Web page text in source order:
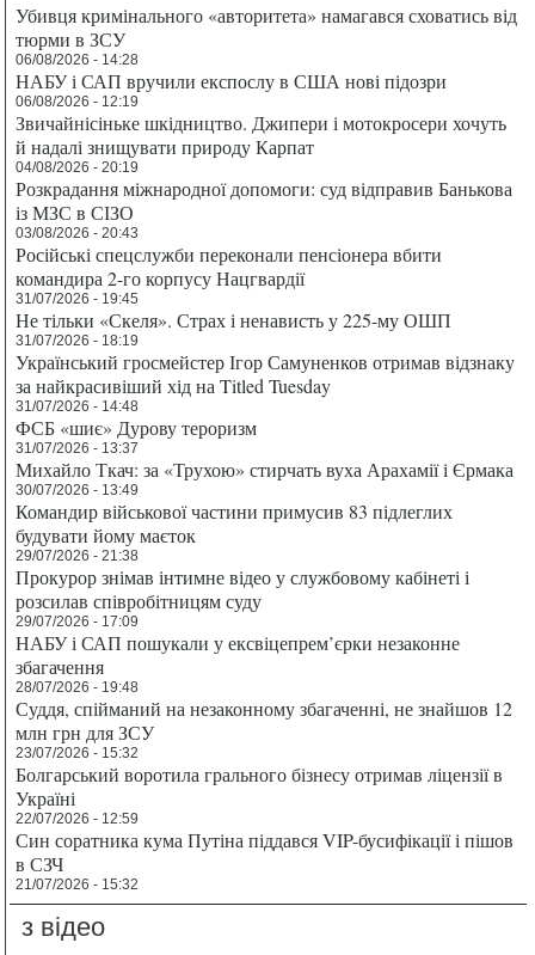
Убивця кримінального «авторитета» намагався сховатись від
тюрми в ЗСУ
06/08/2026 - 14:28
НАБУ і САП вручили експослу в США нові підозри
06/08/2026 - 12:19
Звичайнісіньке шкідництво. Джипери і мотокросери хочуть
й надалі знищувати природу Карпат
04/08/2026 - 20:19
Розкрадання міжнародної допомоги: суд відправив Банькова
із МЗС в СІЗО
03/08/2026 - 20:43
Російські спецслужби переконали пенсіонера вбити
командира 2-го корпусу Нацгвардії
31/07/2026 - 19:45
Не тільки «Скеля». Страх і ненависть у 225-му ОШП
31/07/2026 - 18:19
Український гросмейстер Ігор Самуненков отримав відзнаку
за найкрасивіший хід на Titled Tuesday
31/07/2026 - 14:48
ФСБ «шиє» Дурову тероризм
31/07/2026 - 13:37
Михайло Ткач: за «Трухою» стирчать вуха Арахамії і Єрмака
30/07/2026 - 13:49
Командир військової частини примусив 83 підлеглих
будувати йому маєток
29/07/2026 - 21:38
Прокурор знімав інтимне відео у службовому кабінеті і
розсилав співробітницям суду
29/07/2026 - 17:09
НАБУ і САП пошукали у ексвіцепрем’єрки незаконне
збагачення
28/07/2026 - 19:48
Суддя, спійманий на незаконному збагаченні, не знайшов 12
млн грн для ЗСУ
23/07/2026 - 15:32
Болгарський воротила грального бізнесу отримав ліцензії в
Україні
22/07/2026 - 12:59
Син соратника кума Путіна піддався VIP-бусифікації і пішов
в СЗЧ
21/07/2026 - 15:32
з відео